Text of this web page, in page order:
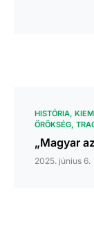
HISTÓRIA
ÖRÖKSÉG
„Magyar
2025. június 6.